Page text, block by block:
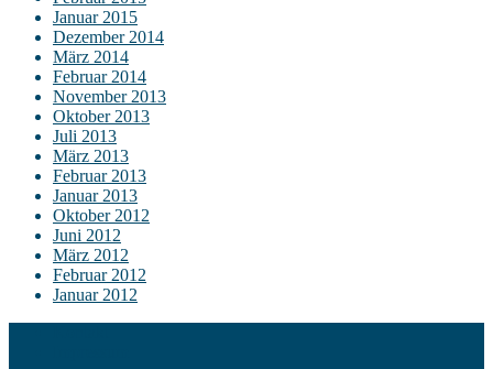
Januar 2015
Dezember 2014
März 2014
Februar 2014
November 2013
Oktober 2013
Juli 2013
März 2013
Februar 2013
Januar 2013
Oktober 2012
Juni 2012
März 2012
Februar 2012
Januar 2012